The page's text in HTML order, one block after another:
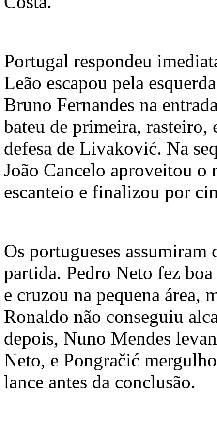
Portugal respondeu
Leão escapou pela
Bruno Fernandes na
bateu de primeira, rasteiro,
defesa de Livaković. Na
João Cancelo aproveitou o
escanteio e finalizou por
Os portugueses assumiram
partida. Pedro Neto fez
e cruzou na pequena área,
Ronaldo não conseguiu
depois, Nuno Mendes
Neto, e Pongračić
lance antes da conclusão.